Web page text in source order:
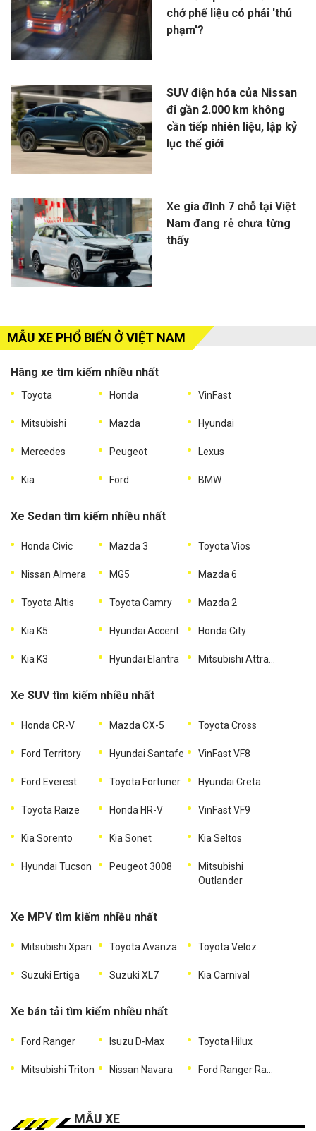
chở phế liệu có phải 'thủ
phạm'?
SUV điện hóa của Nissan
đi gần 2.000 km không
cần tiếp nhiên liệu, lập kỷ
lục thế giới
Xe gia đình 7 chỗ tại Việt
Nam đang rẻ chưa từng
thấy
MẪU XE PHỔ BIẾN Ở VIỆT NAM
Hãng xe tìm kiếm nhiều nhất
Toyota Honda VinFast
Mitsubishi Mazda Hyundai
Mercedes Peugeot Lexus
Kia Ford BMW
Xe Sedan tìm kiếm nhiều nhất
Honda Civic Mazda 3 Toyota Vios
Nissan Almera MG5 Mazda 6
Toyota Altis Toyota Camry Mazda 2
Kia K5 Hyundai Accent Honda City
Kia K3 Hyundai Elantra Mitsubishi Attrage
Xe SUV tìm kiếm nhiều nhất
Honda CR-V Mazda CX-5 Toyota Cross
Ford Territory Hyundai Santafe VinFast VF8
Ford Everest Toyota Fortuner Hyundai Creta
Toyota Raize Honda HR-V VinFast VF9
Kia Sorento Kia Sonet Kia Seltos
Hyundai Tucson Peugeot 3008
Mitsubishi
Outlander
Xe MPV tìm kiếm nhiều nhất
Mitsubishi Xpander Toyota Avanza Toyota Veloz
Suzuki Ertiga Suzuki XL7 Kia Carnival
Xe bán tải tìm kiếm nhiều nhất
Ford Ranger Isuzu D-Max Toyota Hilux
Mitsubishi Triton Nissan Navara Ford Ranger Raptor
MẪU XE